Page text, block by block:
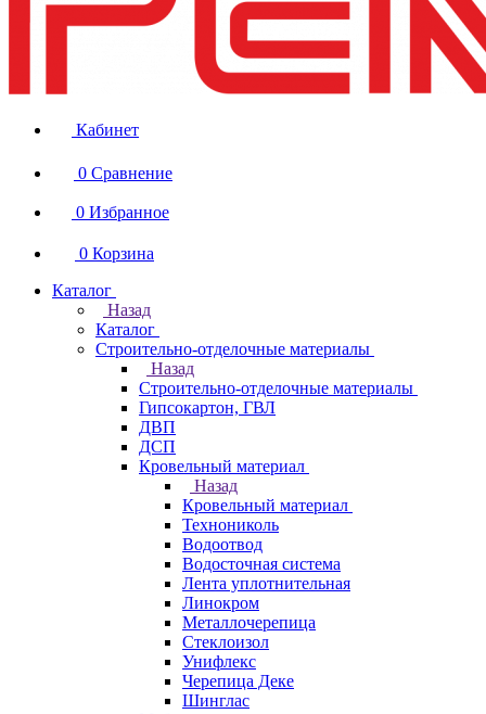
Кабинет
0 Сравнение
0 Избранное
0 Корзина
Каталог
Назад
Каталог
Строительно-отделочные материалы
Назад
Строительно-отделочные материалы
Гипсокартон, ГВЛ
ДВП
ДСП
Кровельный материал
Назад
Кровельный материал
Технониколь
Водоотвод
Водосточная система
Лента уплотнительная
Линокром
Металлочерепица
Стеклоизол
Унифлекс
Черепица Деке
Шинглас